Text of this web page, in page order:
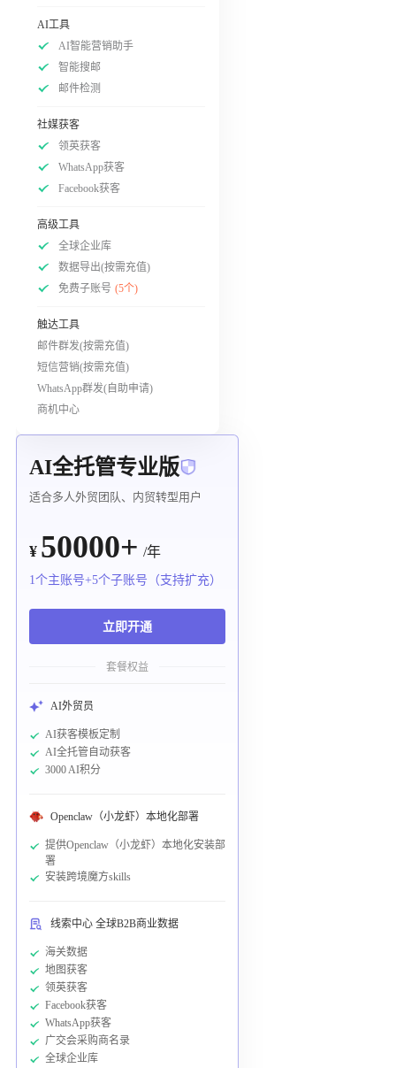
AI工具
AI智能营销助手
智能搜邮
邮件检测
社媒获客
领英获客
WhatsApp获客
Facebook获客
高级工具
全球企业库
数据导出(按需充值)
免费子账号 (5个)
触达工具
邮件群发(按需充值)
短信营销(按需充值)
WhatsApp群发(自助申请)
商机中心
AI全托管专业版
适合多人外贸团队、内贸转型用户
¥ 50000+ /年
1个主账号+5个子账号（支持扩充）
立即开通
套餐权益
AI外贸员
AI获客模板定制
AI全托管自动获客
3000 AI积分
Openclaw（小龙虾）本地化部署
提供Openclaw（小龙虾）本地化安装部
署
安装跨境魔方skills
线索中心 全球B2B商业数据
海关数据
地图获客
领英获客
Facebook获客
WhatsApp获客
广交会采购商名录
全球企业库